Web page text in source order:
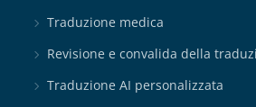
Traduzione medica
Revisione e convalida della
Traduzione AI personalizzata